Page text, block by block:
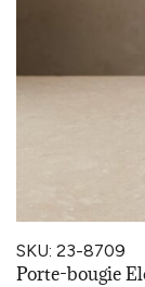
SKU: 23-8709
Porte-bougie